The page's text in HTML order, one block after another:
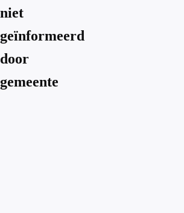
niet
geïnformeerd
door
gemeente